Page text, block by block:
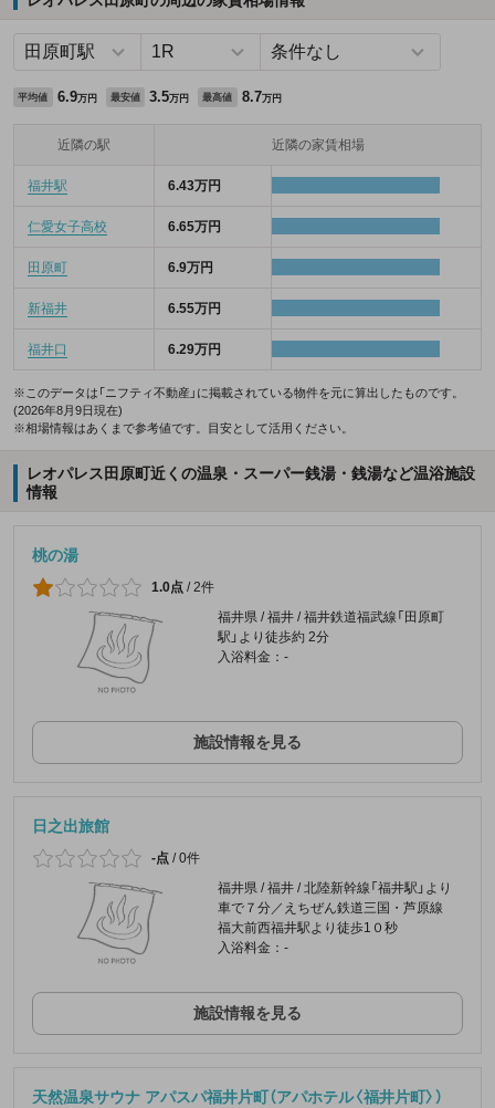
平均値 6.9万円 最安値 3.5万円 最高値 8.7万円
近隣の駅 近隣の家賃相場
福井駅 6.43万円
仁愛女子高校 6.65万円
田原町 6.9万円
新福井 6.55万円
福井口 6.29万円
※このデータは「ニフティ不動産」に掲載されている物件を元に算出したものです。
(2026年8月9日現在)
※相場情報はあくまで参考値です。目安として活用ください。
レオパレス田原町近くの温泉・スーパー銭湯・銭湯など温浴施設
情報
桃の湯
1.0点 /2件
福井県 / 福井 / 福井鉄道福武線「田原町
駅」より徒歩約 2分
入浴料金：-
施設情報を見る
日之出旅館
-点 /0件
福井県 / 福井 / 北陸新幹線「福井駅」より
車で７分／えちぜん鉄道三国・芦原線
福大前西福井駅より徒歩1０秒
入浴料金：-
施設情報を見る
天然温泉サウナ アパスパ福井片町（アパホテル〈福井片町〉）